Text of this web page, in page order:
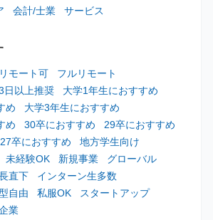
会計/士業 サービス
モート可
フルリモート
日以上推奨
大学1年生におすすめ
め
大学3年生におすすめ
め
30卒におすすめ
29卒におすすめ
27卒におすすめ
地方学生向け
未経験OK 新規事業
グローバル
直下
インターン生多数
自由 私服OK
スタートアップ
業